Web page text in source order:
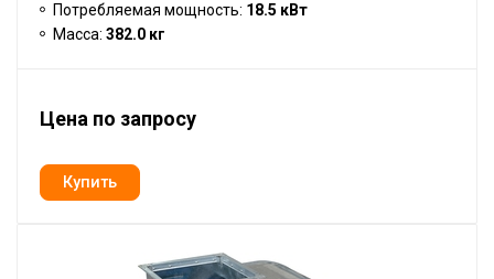
Потребляемая мощность: 18.5 кВт
Масса: 382.0 кг
Цена по запросу